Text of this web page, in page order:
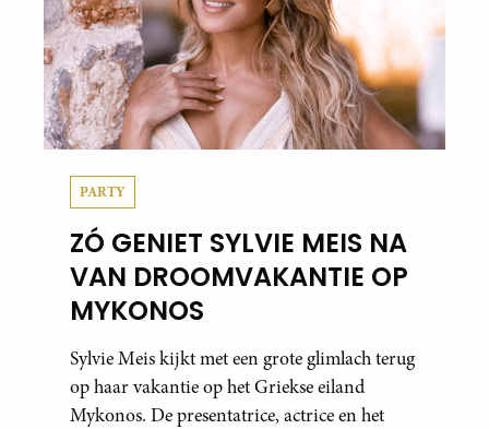
PARTY
ZÓ GENIET SYLVIE MEIS NA
VAN DROOMVAKANTIE OP
MYKONOS
Sylvie Meis kijkt met een grote glimlach terug
op haar vakantie op het Griekse eiland
Mykonos. De presentatrice, actrice en het